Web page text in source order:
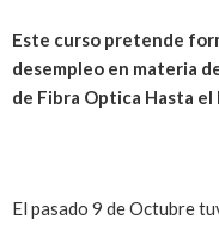
Este curso pretende
desempleo en materia
de Fibra Optica Hasta el
El pasado 9 de Octubre